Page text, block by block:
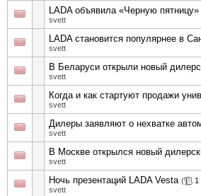
LADA объявила «Черную пятницу»
svett
LADA становится популярнее в
svett
В Беларуси открыли новый
svett
Когда и как стартуют продажи
svett
Дилеры заявляют о нехватке
svett
В Москве открылся новый
svett
Ночь презентаций LADA Vesta ( 1
svett